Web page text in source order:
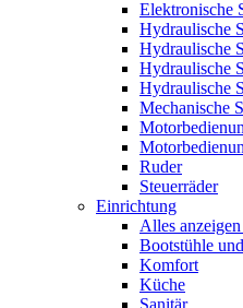
Elektronische
Hydraulische
Hydraulische
Hydraulische
Hydraulische
Mechanische
Ruder
Steuerräder
Einrichtung
Alles
Bootstühle
Komfort
Küche
Sanitär